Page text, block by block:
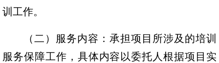
海汽
训工作。
（二）服务内容：承担项目所涉及的培训
服务保障工作，具体内容以委托人根据项目实